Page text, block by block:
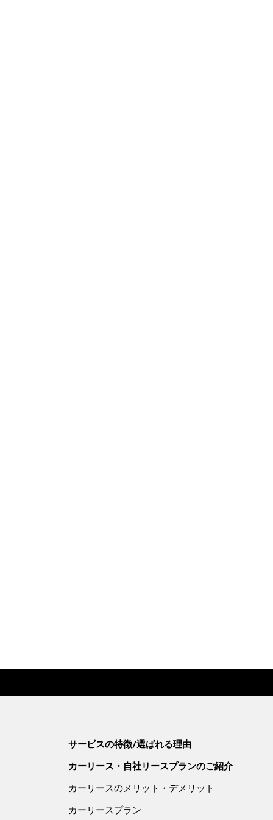
サービスの特徴/選ばれる理由
カーリース・自社リースプランのご紹介
カーリースのメリット・デメリット
カーリースプラン